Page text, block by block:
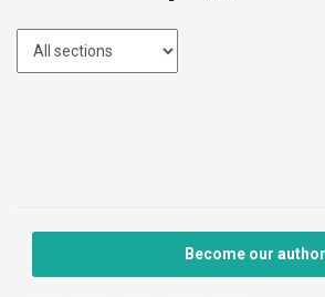
Become our author